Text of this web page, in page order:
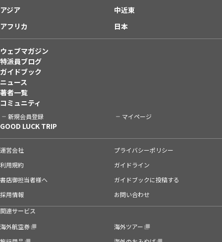
アジア
中近東
アフリカ
日本
ウェブマガジン
特派員ブログ
ガイドブック
ニュース
著者一覧
コミュニティ
新規会員登録 マイページ
GOOD LUCK TRIP
運営会社
プライバシーポリシー
利用規約
ガイドライン
書店御担当者様へ
ガイドブックに投稿する
採用情報
お問い合わせ
関連サービス
海外航空券
海外ツアー